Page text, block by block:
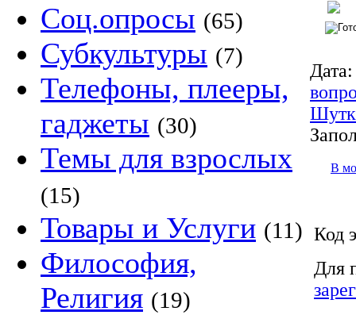
Соц.опросы (65)
Субкультуры (7)
Телефоны, плееры,
гаджеты (30)
Темы для взрослых
(15)
Товары и Услуги (11)
Философия,
Религия (19)
Дата:
В
Код
Для